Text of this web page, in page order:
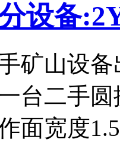
设备
矿山设
台二手
面宽度